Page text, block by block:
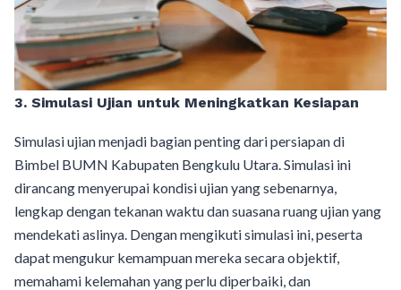
3. Simulasi Ujian untuk Meningkatkan Kesiapan
Simulasi ujian menjadi bagian penting dari persiapan di
Bimbel BUMN Kabupaten Bengkulu Utara. Simulasi ini
dirancang menyerupai kondisi ujian yang sebenarnya,
lengkap dengan tekanan waktu dan suasana ruang ujian yang
mendekati aslinya. Dengan mengikuti simulasi ini, peserta
dapat mengukur kemampuan mereka secara objektif,
memahami kelemahan yang perlu diperbaiki, dan